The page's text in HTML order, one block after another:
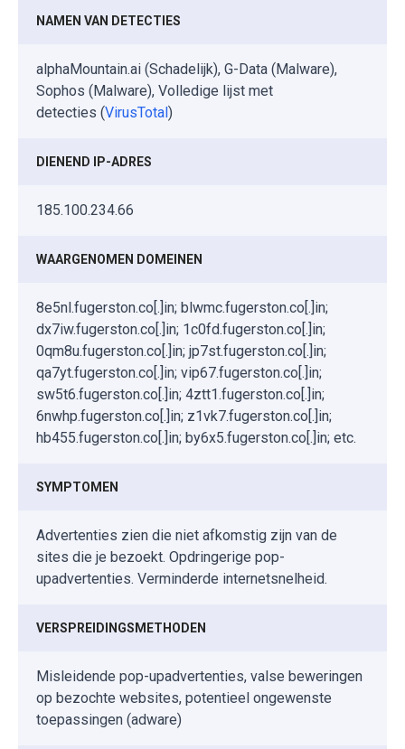
NAMEN VAN DETECTIES
alphaMountain.ai (Schadelijk), G-Data (Malware),
Sophos (Malware), Volledige lijst met
detecties (VirusTotal )
DIENEND IP-ADRES
185.100.234.66
WAARGENOMEN DOMEINEN
8e5nl.fugerston.co[.]in; blwmc.fugerston.co[.]in;
dx7iw.fugerston.co[.]in; 1c0fd.fugerston.co[.]in;
0qm8u.fugerston.co[.]in; jp7st.fugerston.co[.]in;
qa7yt.fugerston.co[.]in; vip67.fugerston.co[.]in;
sw5t6.fugerston.co[.]in; 4ztt1.fugerston.co[.]in;
6nwhp.fugerston.co[.]in; z1vk7.fugerston.co[.]in;
hb455.fugerston.co[.]in; by6x5.fugerston.co[.]in; etc.
SYMPTOMEN
Advertenties zien die niet afkomstig zijn van de
sites die je bezoekt. Opdringerige pop-
upadvertenties. Verminderde internetsnelheid.
VERSPREIDINGSMETHODEN
Misleidende pop-upadvertenties, valse beweringen
op bezochte websites, potentieel ongewenste
toepassingen (adware)